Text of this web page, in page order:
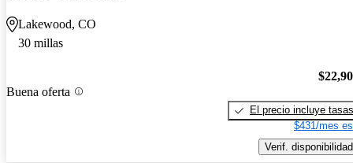
Lakewood, CO
30 millas
Buena oferta
El precio incluye tasas
$431/mes
Verif. disponibilidad